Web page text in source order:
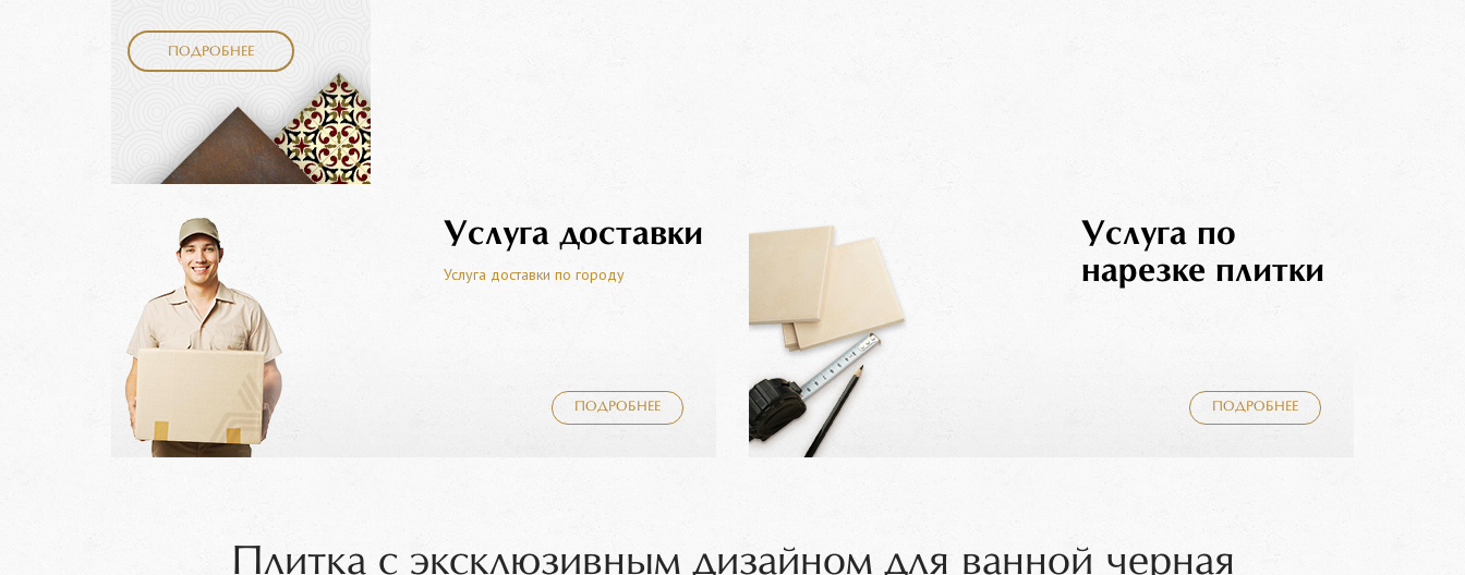
ПОДРОБНЕЕ
Услуга доставки
Услуга доставки по городу
ПОДРОБНЕЕ
Услуга по
нарезке плитки
ПОДРОБНЕЕ
Плитка с эксклюзивным дизайном для ванной черная